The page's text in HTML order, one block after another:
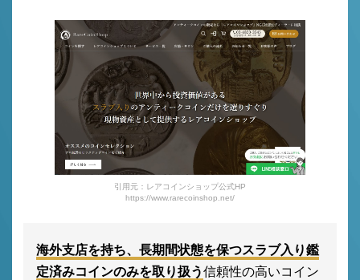
引用元：レアコインショップ公式HP
https://www.rarecoinshop.net/
海外支店を持ち、長期間状態を保つスラブ入り鑑
定済みコインのみを取り扱う信頼性の高いコイン